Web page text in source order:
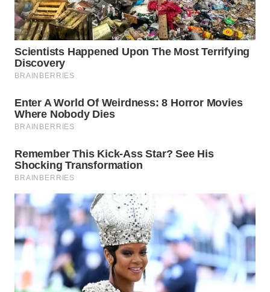
SIMALUNGUN
WN
LABUHANBATU
TENGAH
SERDANG
TEBING
TINGGI
WN
PAKPAK
WN